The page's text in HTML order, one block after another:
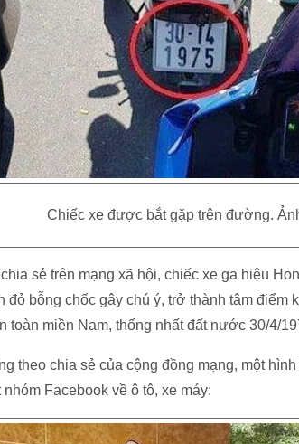
Chiếc xe được bắt gặp trên đường.
sẻ trên mạng xã hội, chiếc xe ga hiệu
đỏ bỗng chốc gây chú ý, trở thành tâm điểm
toàn miền Nam, thống nhất đất nước 30/4/
theo chia sẻ của cộng đồng mạng, một
Facebook về ô tô, xe máy: